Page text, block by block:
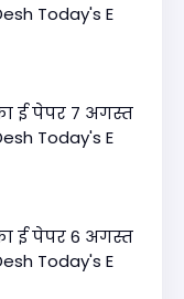
Today's E
ई पेपर 7 अगस्त
Today's E
ई पेपर 6 अगस्त
Today's E